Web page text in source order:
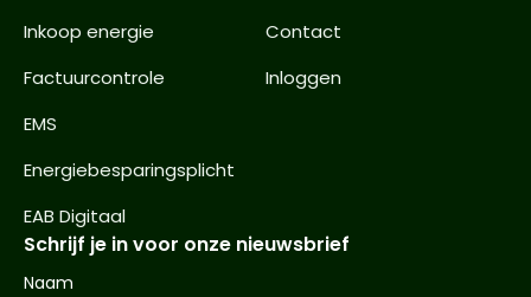
Inkoop energie
Factuurcontrole
EMS
Energiebesparingsplicht
EAB Digitaal
Contact
Inloggen
Schrijf je in voor onze nieuwsbrief